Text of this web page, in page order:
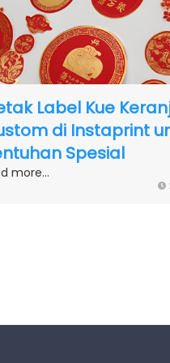
Label Kue
di Instaprint
Spesial
more...